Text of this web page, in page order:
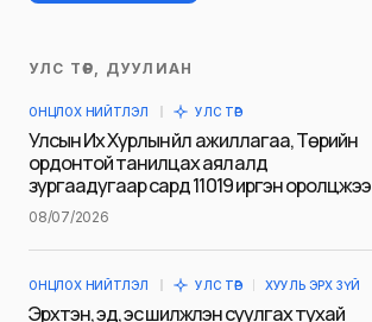
Таны имэйл хаягийг нийтлэхгүй.
тэмдэглэсэн
Name
УЛС ТӨР, ДУУЛИАН
ОНЦЛОХ НИЙТЛЭЛ УЛС ТӨР
Улсын Их Хурлын үйл ажиллагаа, Төрийн
ордонтой танилцах аялалд
зургаадугаар сард 11019 иргэн оролцжээ
08/07/2026
ОНЦЛОХ НИЙТЛЭЛ УЛС ТӨР ХУУЛЬ ЭРХ ЗҮЙ
Эрхтэн, эд, эс шилжүүлэн суулгах тухай